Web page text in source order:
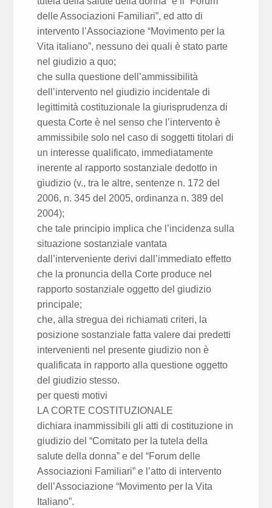
delle Associazioni Familiari”, ed atto di
intervento l’Associazione “Movimento per la
Vita italiano”, nessuno dei quali è stato parte
nel giudizio a quo;
che sulla questione dell’ammissibilità
dell’intervento nel giudizio incidentale di
legittimità costituzionale la giurisprudenza di
questa Corte è nel senso che l’intervento è
ammissibile solo nel caso di soggetti titolari di
un interesse qualificato, immediatamente
inerente al rapporto sostanziale dedotto in
giudizio (v., tra le altre, sentenze n. 172 del
2006, n. 345 del 2005, ordinanza n. 389 del
2004);
che tale principio implica che l’incidenza sulla
situazione sostanziale vantata
dall’interveniente derivi dall’immediato effetto
che la pronuncia della Corte produce nel
rapporto sostanziale oggetto del giudizio
principale;
che, alla stregua dei richiamati criteri, la
posizione sostanziale fatta valere dai predetti
intervenienti nel presente giudizio non è
qualificata in rapporto alla questione oggetto
del giudizio stesso.
per questi motivi
LA CORTE COSTITUZIONALE
dichiara inammissibili gli atti di costituzione in
giudizio del “Comitato per la tutela della
salute della donna” e del “Forum delle
Associazioni Familiari” e l’atto di intervento
dell’Associazione “Movimento per la Vita
Italiano”.